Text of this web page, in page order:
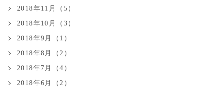
2018年11月（5）
2018年10月（3）
2018年9月（1）
2018年8月（2）
2018年7月（4）
2018年6月（2）